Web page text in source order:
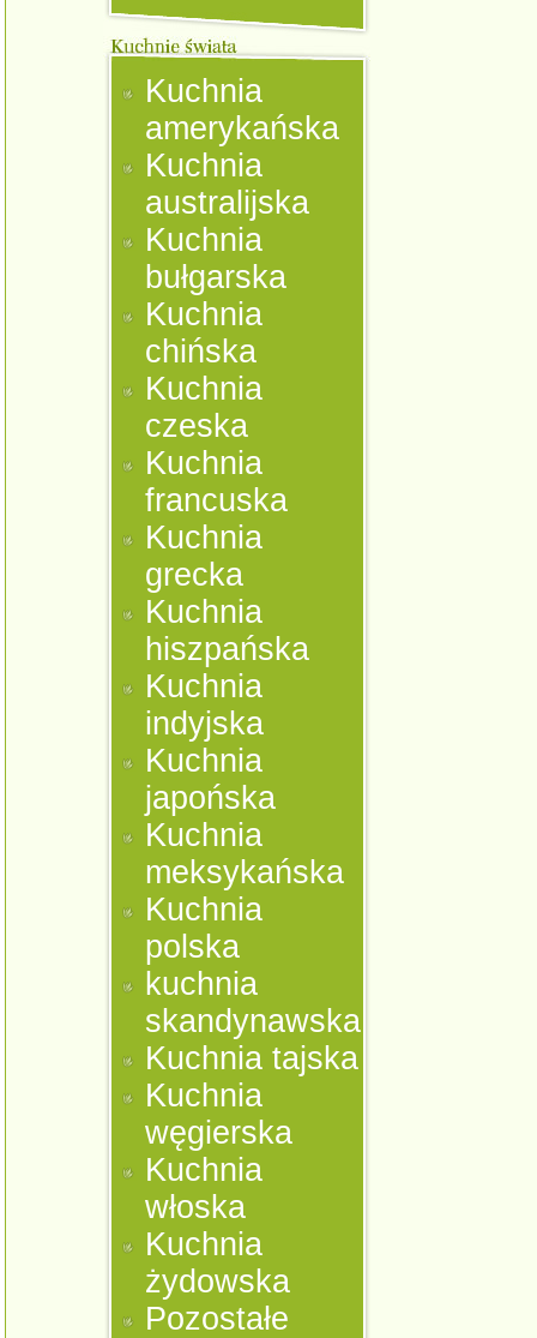
Kuchnia
amerykańska
Kuchnia
australijska
Kuchnia
bułgarska
Kuchnia
chińska
Kuchnia
czeska
Kuchnia
francuska
Kuchnia
grecka
Kuchnia
hiszpańska
Kuchnia
indyjska
Kuchnia
japońska
Kuchnia
meksykańska
Kuchnia
polska
kuchnia
skandynawska
Kuchnia tajska
Kuchnia
węgierska
Kuchnia
włoska
Kuchnia
żydowska
Pozostałe